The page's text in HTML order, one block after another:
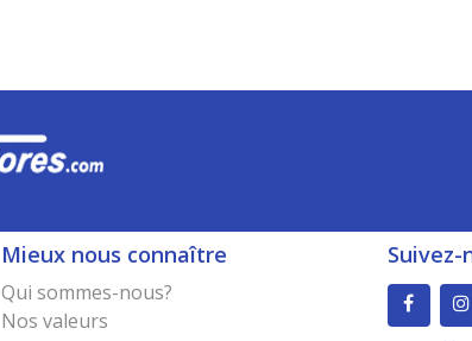
Mieux nous connaître
Qui sommes-nous?
Nos valeurs
Suivez-